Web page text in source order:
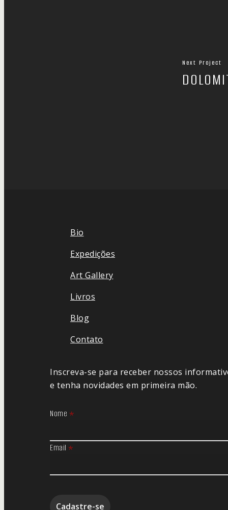
Next Project
Bio
Expedições
Art Gallery
Livros
Blog
Contato
Inscreva-se para receber nossos
e tenha novidades em primeira mão.
Nome *
Email *